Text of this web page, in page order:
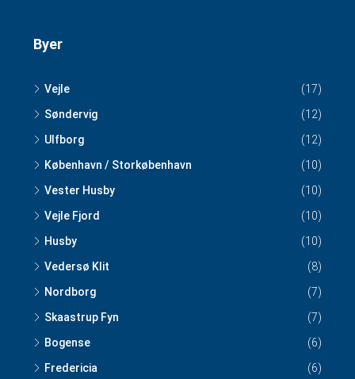
Byer
Vejle
(17)
Søndervig
(12)
Ulfborg
(12)
København / Storkøbenhavn
(10)
Vester Husby
(10)
Vejle Fjord
(10)
Husby
(10)
Vedersø Klit
(8)
Nordborg
(7)
Skaastrup Fyn
(7)
Bogense
(6)
Fredericia
(6)